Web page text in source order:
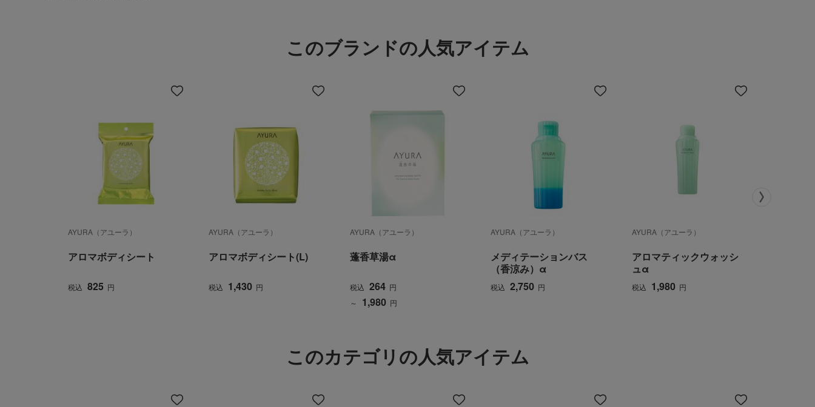
このブランドの人気アイテム
AYURA（アユーラ）
アロマボディシート
税込 825 円
AYURA（アユーラ）
アロマボディシート(L)
税込 1,430 円
AYURA（アユーラ）
蓬香草湯α
税込 264 円
～
1,980 円
AYURA（アユーラ）
メディテーションバス
（香涼み）α
税込 2,750 円
AYURA（アユーラ）
アロマティックウォッシ
ュα
税込 1,980 円
このカテゴリの人気アイテム